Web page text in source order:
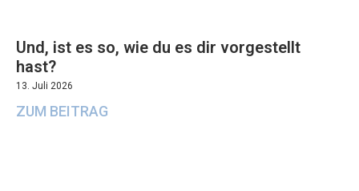
Und, ist es so, wie du es dir vorgestellt
hast?
13. Juli 2026
ZUM BEITRAG